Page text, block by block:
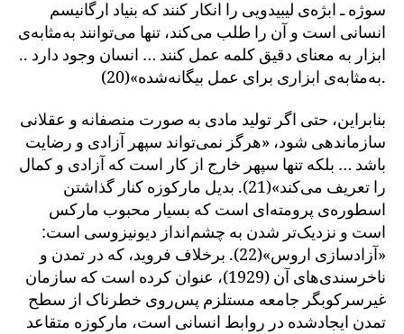
سوژه ـ ابژه‌ی لیبیدویی را انکار کنند که بنیاد ارگانیسم
انسانی است و آن را طلب می‌کند، تنها می‌توانند به‌مثابه‌ی
ابزار به معنای دقیق کلمه عمل کنند … انسان وجود دارد ..
به‌مثابه‌ی ابزاری برای عمل بیگانه‌شده»(20).
بنابراین، حتی اگر تولید مادی به صورت منصفانه و عقلانی
سازماندهی شود، «هرگز نمی‌تواند سپهر آزادی و رضایت
باشد … بلکه تنها سپهر خارج از کار است که آزادی و کمال
را تعریف می‌کند»(21). بدیل مارکوزه کنار گذاشتن
اسطوره‌ی پرومته‌ای است که بسیار محبوب مارکس
است و نزدیک‌تر شدن به چشم‌انداز دیونیزوسی است:
«آزادسازی اروس»(22). برخلاف فروید، که در تمدن و
ناخرسندی‌های آن (1929)، عنوان کرده است که سازمان
غیرسرکوبگر جامعه مستلزم پس‌روی خطرناک از سطح
تمدن ایجادشده در روابط انسانی است، مارکوزه متقاعد